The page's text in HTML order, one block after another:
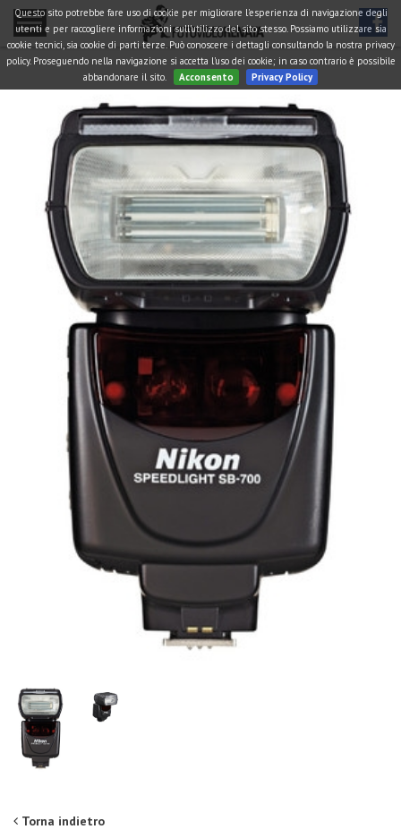
Questo sito potrebbe fare uso di cookie per migliorare l'esperienza di navigazione degli
utenti e per raccogliere informazioni sull'utilizzo del sito stesso. Possiamo utilizzare sia
cookie tecnici, sia cookie di parti terze. Può conoscere i dettagli consultando la nostra privacy
policy. Proseguendo nella navigazione si accetta l'uso dei cookie; in caso contrario è possibile
abbandonare il sito.
Acconsento Privacy Policy
Torna indietro